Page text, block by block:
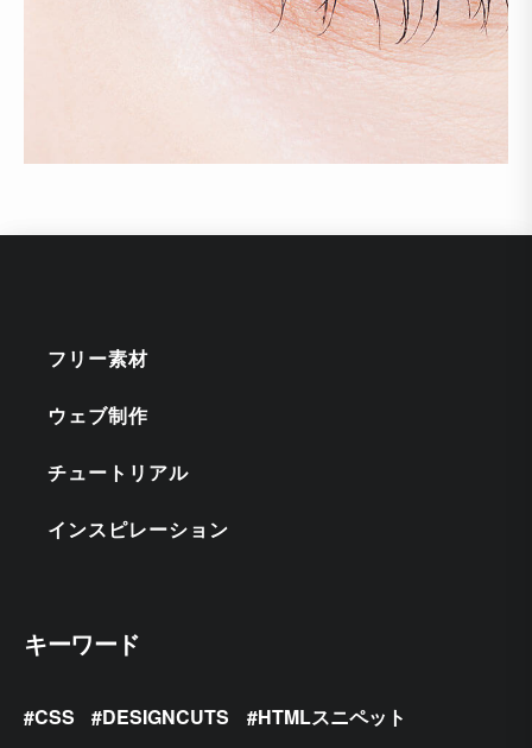
フリー素材
ウェブ制作
チュートリアル
インスピレーション
キーワード
CSS DESIGNCUTS
HTMLスニペット